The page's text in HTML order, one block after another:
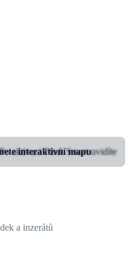
interaktivní mapu
Po aktivaci Findi Smart uvidíte
a inzerátů